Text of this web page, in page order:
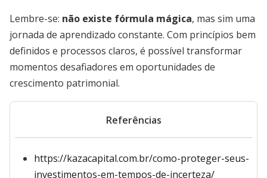
Lembre-se: não existe fórmula mágica, mas sim uma
jornada de aprendizado constante. Com princípios bem
definidos e processos claros, é possível transformar
momentos desafiadores em oportunidades de
crescimento patrimonial.
Referências
https://kazacapital.com.br/como-proteger-seus-
investimentos-em-tempos-de-incerteza/